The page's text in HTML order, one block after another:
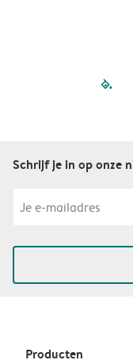
Schrijf je in op onze
Producten